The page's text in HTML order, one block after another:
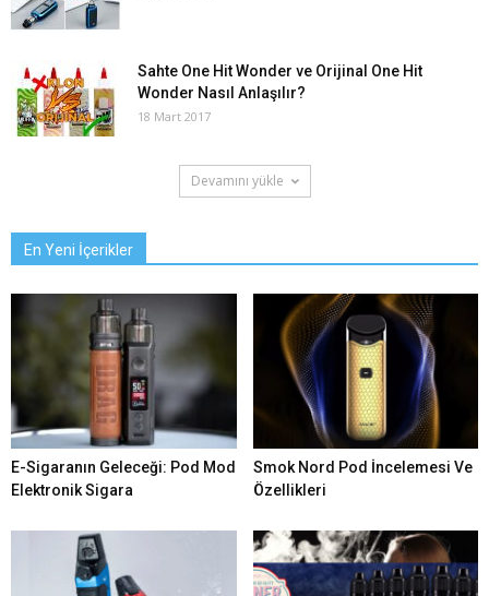
Sahte One Hit Wonder ve Orijinal One Hit
Wonder Nasıl Anlaşılır?
18 Mart 2017
Devamını yükle
En Yeni İçerikler
E-Sigaranın Geleceği: Pod Mod
Elektronik Sigara
Smok Nord Pod İncelemesi Ve
Özellikleri